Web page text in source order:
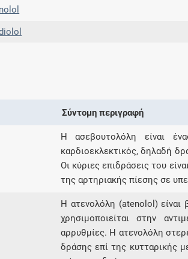
Σύντομη περιγραφή
Η ασεβουτολόλη είναι
καρδιοεκλεκτικός, δηλαδή
Οι κύριες επιδράσεις του
της αρτηριακής πίεσης σε
H ατενολόλη (atenolol) είναι
χρησιμοποιείται στην
αρρυθμίες. H ατενολόλη
δράσης επί της κυτταρικής